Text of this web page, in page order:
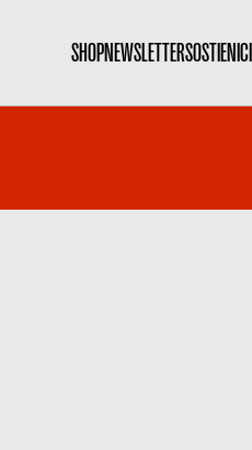
SHOPNEWSLETTERSOSTIENICI